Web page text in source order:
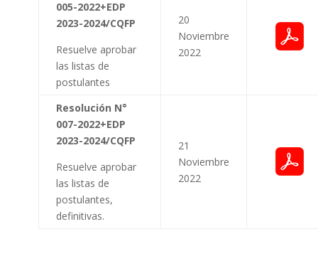
005-2022+EDP
2023-2024/CQFP
Resuelve aprobar
las listas de
postulantes
20
Noviembre
2022
Resolución N°
007-2022+EDP
2023-2024/CQFP
Resuelve aprobar
las listas de
postulantes,
definitivas.
21
Noviembre
2022